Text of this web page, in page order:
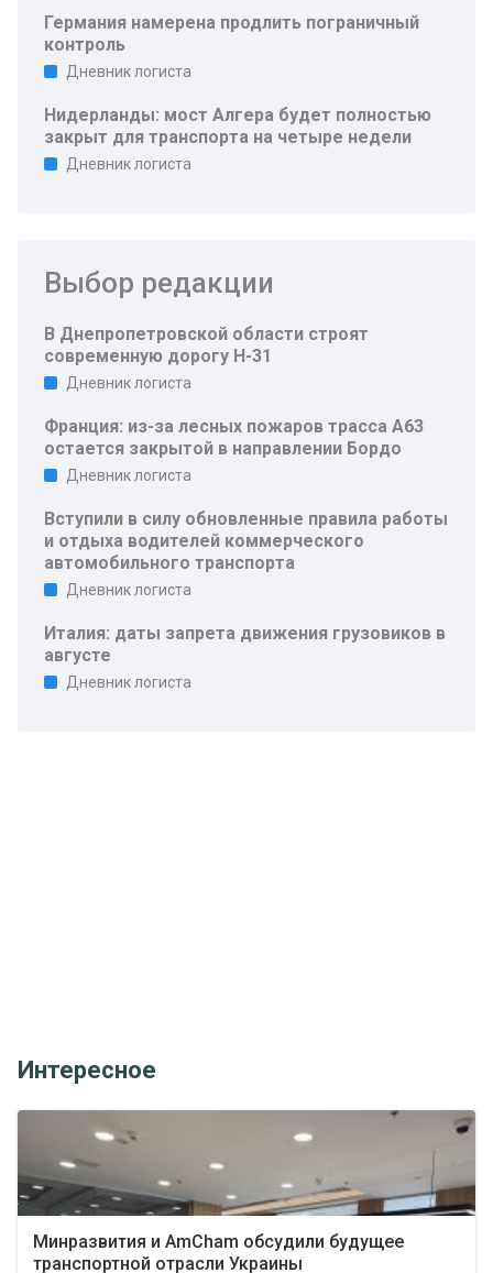
Германия намерена продлить пограничный
контроль
Дневник логиста
Нидерланды: мост Алгера будет полностью
закрыт для транспорта на четыре недели
Дневник логиста
Выбор редакции
В Днепропетровской области строят
современную дорогу Н-31
Дневник логиста
Франция: из-за лесных пожаров трасса A63
остается закрытой в направлении Бордо
Дневник логиста
Вступили в силу обновленные правила работы
и отдыха водителей коммерческого
автомобильного транспорта
Дневник логиста
Италия: даты запрета движения грузовиков в
августе
Дневник логиста
Интересное
Минразвития и AmCham обсудили будущее
транспортной отрасли Украины